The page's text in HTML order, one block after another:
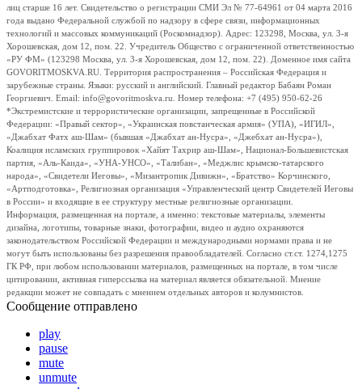
лиц старше 16 лет. Свидетельство о регистрации СМИ Эл № 77-64961 от 04 марта 2016
года выдано Федеральной службой по надзору в сфере связи, информационных
технологий и массовых коммуникаций (Роскомнадзор). Адрес: 123298, Москва, ул. 3-я
Хорошевская, дом 12, пом. 22. Учредитель Общество с ограниченной ответственностью
«РУ ФМ» (123298 Москва, ул. 3-я Хорошевская, дом 12, пом. 22). Доменное имя сайта
GOVORITMOSKVA.RU. Территория распространения – Российская Федерация и
зарубежные страны. Языки: русский и английский. Главный редактор Бабаян Роман
Георгиевич. Email: info@govoritmoskva.ru. Номер телефона: +7 (495) 950-62-26
*Экстремистские и террористические организации, запрещенные в Российской
Федерации: «Правый сектор», «Украинская повстанческая армия» (УПА), «ИГИЛ»,
«Джабхат Фатх аш-Шам» (бывшая «Джабхат ан-Нусра», «Джебхат ан-Нусра»),
Коалиция исламских группировок «Хайят Тахрир аш-Шам», Национал-Большевистская
партия, «Аль-Каида», «УНА-УНСО», «Талибан», «Меджлис крымско-татарского
народа», «Свидетели Иеговы», «Мизантропик Дивижн», «Братство» Корчинского,
«Артподготовка», Религиозная организация «Управленческий центр Свидетелей Иеговы
в России» и входящие в ее структуру местные религиозные организации.
Информация, размещенная на портале, а именно: текстовые материалы, элементы
дизайна, логотипы, товарные знаки, фотографии, видео и аудио охраняются
законодательством Российской Федерации и международными нормами права и не
могут быть использованы без разрешения правообладателей. Согласно ст.ст. 1274,1275
ГК РФ, при любом использовании материалов, размещенных на портале, в том числе
цитировании, активная гиперссылка на материал является обязательной. Мнение
редакции может не совпадать с мнением отдельных авторов и колумнистов.
Сообщение отправлено
play
pause
mute
unmute